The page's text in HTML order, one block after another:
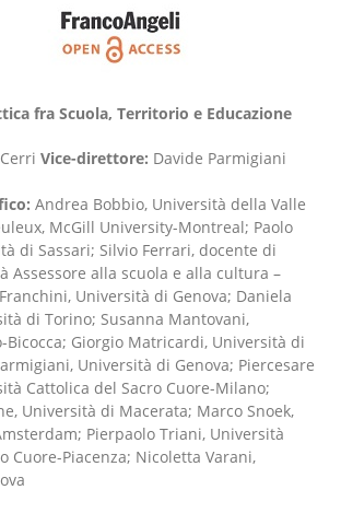
fra Scuola, Territorio e Educazione
Vice-direttore: Davide Parmigiani
Andrea Bobbio, Università della Valle
McGill University-Montreal; Paolo
di Sassari; Silvio Ferrari, docente di
Assessore alla scuola e alla cultura –
Università di Genova; Daniela
di Torino; Susanna Mantovani,
Bicocca; Giorgio Matricardi, Università di
Università di Genova; Piercesare
Cattolica del Sacro Cuore-Milano;
Università di Macerata; Marco Snoek,
Pierpaolo Triani, Università
Cuore-Piacenza; Nicoletta Varani,